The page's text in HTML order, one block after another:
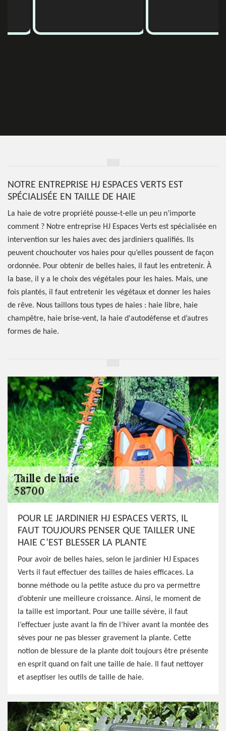
NOTRE ENTREPRISE HJ ESPACES VERTS EST
SPÉCIALISÉE EN TAILLE DE HAIE
La haie de votre propriété pousse-t-elle un peu n’importe
comment ? Notre entreprise HJ Espaces Verts est spécialisée en
intervention sur les haies avec des jardiniers qualifiés. Ils
peuvent chouchouter vos haies pour qu’elles poussent de façon
ordonnée. Pour obtenir de belles haies, il faut les entretenir. À
la base, il y a le choix des végétales pour les haies. Mais, une
fois plantés, il faut entretenir les végétaux et donner les haies
de rêve. Nous taillons tous types de haies : haie libre, haie
champêtre, haie brise-vent, la haie d'autodéfense et d’autres
formes de haie.
POUR LE JARDINIER HJ ESPACES VERTS, IL
FAUT TOUJOURS PENSER QUE TAILLER UNE
HAIE C’EST BLESSER LA PLANTE
Pour avoir de belles haies, selon le jardinier HJ Espaces
Verts il faut effectuer des tailles de haies efficaces. La
bonne méthode ou la petite astuce du pro va permettre
d’obtenir une meilleure croissance. Ainsi, le moment de
la taille est important. Pour une taille sévère, il faut
l’effectuer juste avant la fin de l’hiver avant la montée des
sèves pour ne pas blesser gravement la plante. Cette
notion de blessure de la plante doit toujours être présente
en esprit quand on fait une taille de haie. Il faut nettoyer
et aseptiser les outils de taille de haie.